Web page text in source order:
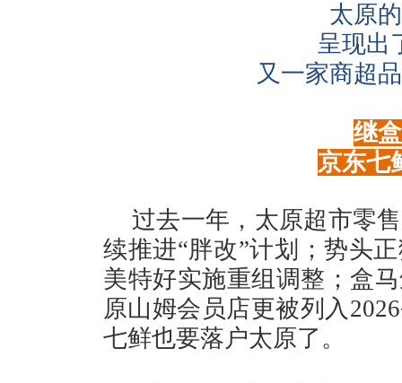
太原
呈现出
又一家商超
继
京东七
过去一年，太原超市零
续推进“胖改”计划；势头
美特好实施重组调整；盒
原山姆会员店更被列入
七鲜也要落户太原了。